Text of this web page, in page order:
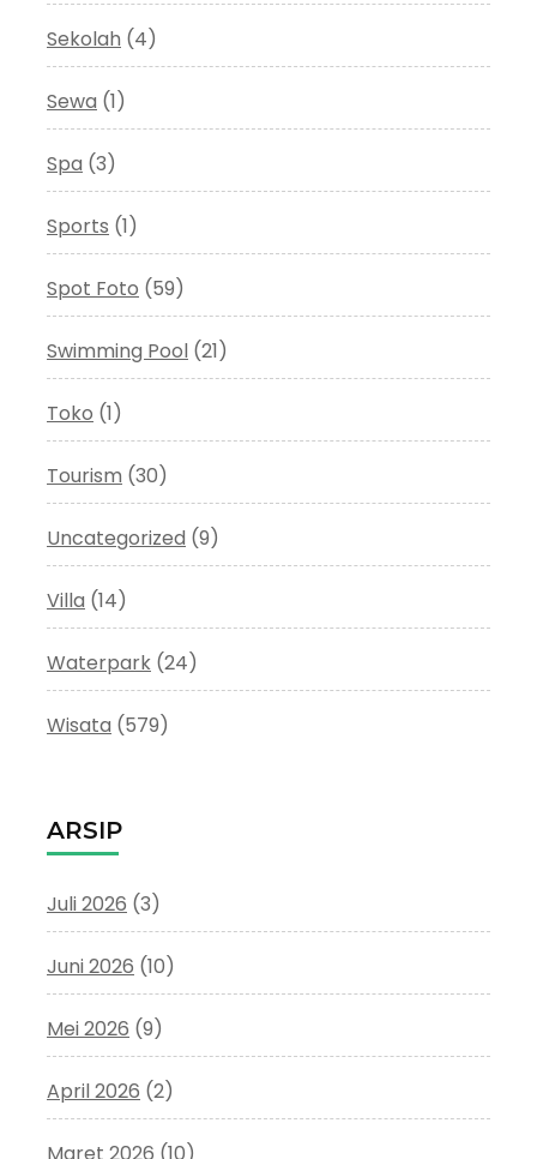
Sekolah (4)
Sewa (1)
Spa (3)
Sports (1)
Spot Foto (59)
Swimming Pool (21)
Toko (1)
Tourism (30)
Uncategorized (9)
Villa (14)
Waterpark (24)
Wisata (579)
ARSIP
Juli 2026 (3)
Juni 2026 (10)
Mei 2026 (9)
April 2026 (2)
Maret 2026 (10)